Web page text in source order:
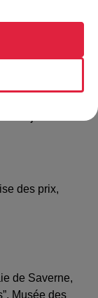
briefing,
déjeuner
des prix,
de Saverne,
Musée des